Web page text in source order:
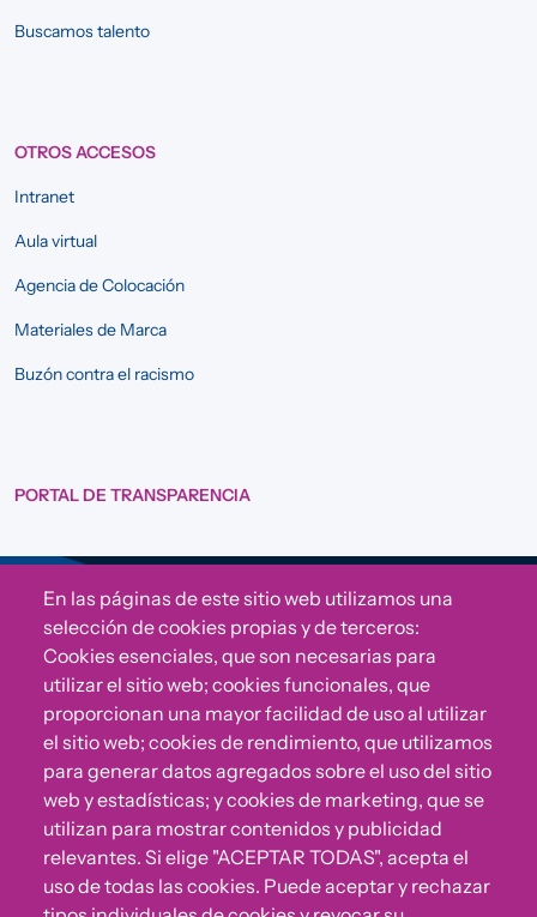
Buscamos talento
OTROS ACCESOS
Intranet
Aula virtual
Agencia de Colocación
Materiales de Marca
Buzón contra el racismo
PORTAL DE TRANSPARENCIA
Sigue a Comunidad CONVIVE
¿Algo no va bien?
En las páginas de este sitio web utilizamos una
selección de cookies propias y de terceros:
Cookies esenciales, que son necesarias para
utilizar el sitio web; cookies funcionales, que
proporcionan una mayor facilidad de uso al utilizar
el sitio web; cookies de rendimiento, que utilizamos
para generar datos agregados sobre el uso del sitio
web y estadísticas; y cookies de marketing, que se
utilizan para mostrar contenidos y publicidad
relevantes. Si elige "ACEPTAR TODAS", acepta el
uso de todas las cookies. Puede aceptar y rechazar